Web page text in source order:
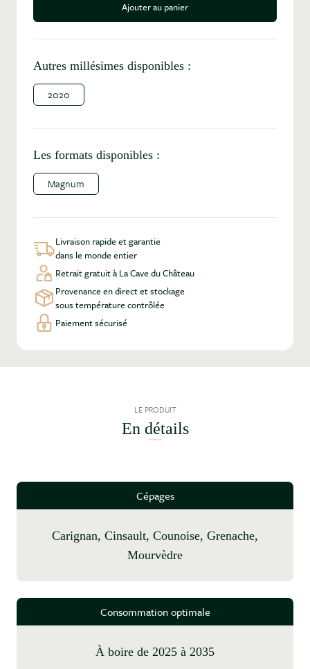
Ajouter au panier
Autres millésimes disponibles :
2020
Les formats disponibles :
Magnum
Livraison rapide et garantie
dans le monde entier
Retrait gratuit à La Cave du Château
Provenance en direct et stockage
sous température contrôlée
Paiement sécurisé
LE PRODUIT
En détails
Cépages
Carignan, Cinsault, Counoise, Grenache,
Mourvèdre
Consommation optimale
à boire de 2025 à 2035